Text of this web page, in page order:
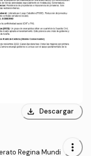
download Descargar
Regina Mundi more_vert